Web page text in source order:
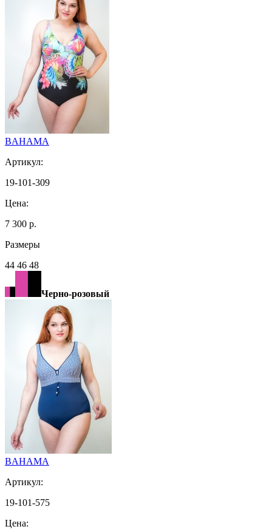
BAHAMA
Артикул:
19-101-309
Цена:
7 300 р.
Размеры
44 46 48
Черно-розовый
BAHAMA
Артикул:
19-101-575
Цена: